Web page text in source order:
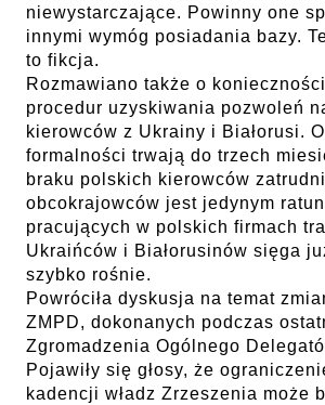
niewystarczające. Powinny one
innymi wymóg posiadania bazy.
to fikcja.
Rozmawiano także o
procedur uzyskiwania pozwoleń
kierowców z Ukrainy i Białorusi.
formalności trwają do trzech
braku polskich kierowców
obcokrajowców jest jedynym
pracujących w polskich firmach
Ukraińców i Białorusinów sięga
szybko rośnie.
Powróciła dyskusja na temat
ZMPD, dokonanych podczas
Zgromadzenia Ogólnego
Pojawiły się głosy, że
kadencji władz Zrzeszenia może